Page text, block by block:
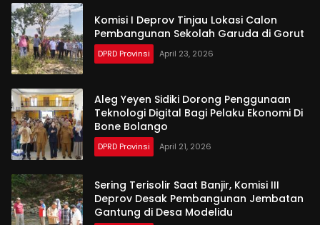
Komisi I Deprov Tinjau Lokasi Calon
Pembangunan Sekolah Garuda di Gorut
DPRD Provinsi April 23, 2026
Aleg Yeyen Sidiki Dorong Penggunaan
Teknologi Digital Bagi Pelaku Ekonomi Di
Bone Bolango
DPRD Provinsi April 21, 2026
Sering Terisolir Saat Banjir, Komisi III
Deprov Desak Pembangunan Jembatan
Gantung di Desa Modelidu